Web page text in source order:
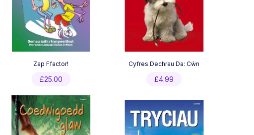
Zap Ffactor!
£25.00
Cyfres Dechrau Da: Cŵn
£4.99